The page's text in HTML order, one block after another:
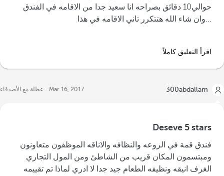
حوالي10 دقائق بصراحه انا سعيد جدا من الاقامه في الفندق
وان شاء الله هتتكرر تاني الاقامه في هذا...‬
اقرأ التعليق كاملاً
300abdallam
Mar 16, 2017 عطلة مع الأصدقاء
Deseve 5 stars
‪فندق قمة في الروعه والنظافه والاناقه الموظفون متعاونون
ومبتسمون المكان قريب من الشاطئ ومن المول التجاري
الغرف انيقه ونظيفه الطعام جيد جدا لا ادري لماذا تم تقييمه